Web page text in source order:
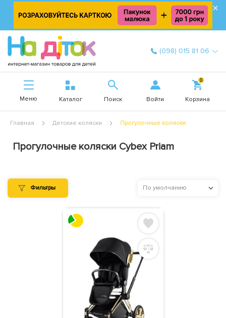
×
(098) 015 81 06
Меню Каталог Поиск Войти
0
Корзина
Главная Детские коляски Прогулочные коляски
Прогулочные коляски Cybex Priam
Фильтры По умолчанию